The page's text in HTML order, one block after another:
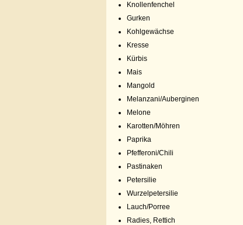
Knollenfenchel
Gurken
Kohlgewächse
Kresse
Kürbis
Mais
Mangold
Melanzani/Auberginen
Melone
Karotten/Möhren
Paprika
Pfefferoni/Chili
Pastinaken
Petersilie
Wurzelpetersilie
Lauch/Porree
Radies, Rettich